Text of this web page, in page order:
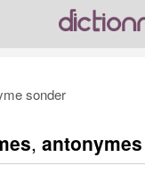
sonder
, antonymes